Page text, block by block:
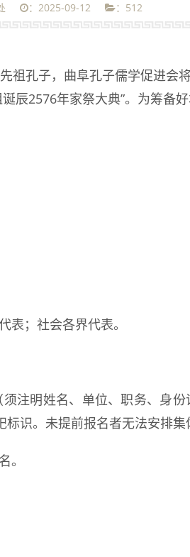
：2025-09-12 ： 512
祖孔子，曲阜孔子儒学促进会
辰2576年家祭大典”。为筹备
表；社会各界代表。
注明姓名、单位、职务、身份
识。未提前报名者无法安排集
。